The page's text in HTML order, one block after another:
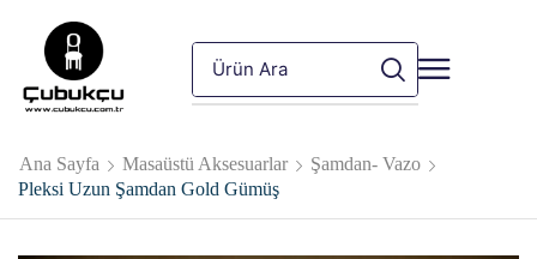
Ana Sayfa Masaüstü Aksesuarlar
Şamdan- Vazo
Pleksi Uzun Şamdan Gold Gümüş